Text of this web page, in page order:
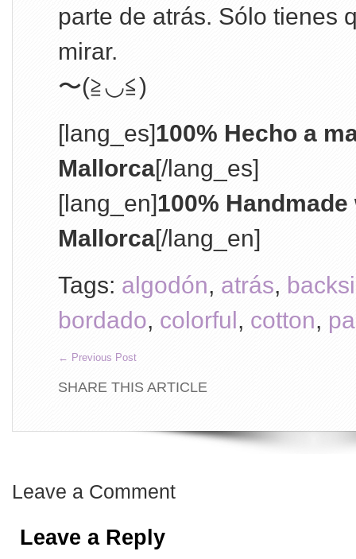
parte de atrás. Sólo tienes
mirar.
〜(≧◡≦)
[lang_es]100% Hecho a
Mallorca[/lang_es]
[lang_en]100%
Mallorca[/lang_en]
Tags: algodón, atrás,
bordado, colorful, cotton,
← Previous Post
SHARE THIS ARTICLE
Leave a Comment
Leave a Reply